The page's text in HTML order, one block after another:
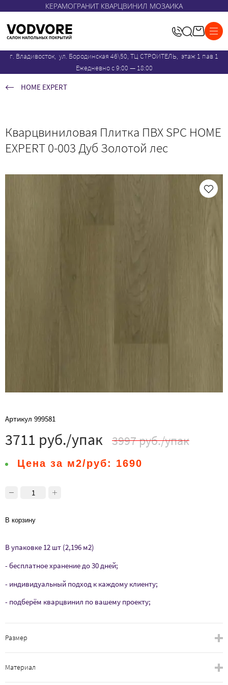
КЕРАМОГРАНИТ КВАРЦВИНИЛ МОЗАИКА
г. Владивосток, ул. Бородинская 46\50, ТЦ СТРОИТЕЛЬ, этаж 1 пав 1
Ежедневно с 9:00 — 18:00
HOME EXPERT
Кварцвиниловая Плитка ПВХ SPC HOME
EXPERT 0-003 Дуб Золотой лес
Артикул 999581
3711 руб./упак 3997 руб./упак
Цена за м2/руб: 1690
В корзину
В упаковке 12 шт (2,196 м2)
- бесплатное хранение до 30 дней;
- индивидуальный подход к каждому клиенту;
- подберём кварцвинил по вашему проекту;
Размер
Материал